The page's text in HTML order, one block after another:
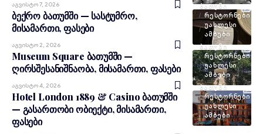
Აგვისტო 7, 2026
ᲑᲐᲗᲣᲛᲘ
ᲠᲔᲡᲢᲝᲠᲜᲔᲑᲘ
ᲣᲐᲮᲚᲔᲡᲘ
ᲐᲛᲑᲔᲑᲘ
ბექრო ბათუმში — სასტუმრო,
მისამართი, ფასები
Აგვისტო 2, 2026
ᲑᲐᲗᲣᲛᲘ
ᲠᲔᲡᲢᲝᲠᲜᲔᲑᲘ
ᲣᲐᲮᲚᲔᲡᲘ
ᲐᲛᲑᲔᲑᲘ
Museum Square ბათუმში —
ღირსშესანიშნაობა, მისამართი, ფასები
Აგვისტო 4, 2026
ᲑᲐᲗᲣᲛᲘ
ᲠᲔᲡᲢᲝᲠᲜᲔᲑᲘ
ᲣᲐᲮᲚᲔᲡᲘ
ᲐᲛᲑᲔᲑᲘ
Hotel London 1889 & Casino ბათუმში
— გასართობი ობიექტი, მისამართი,
ფასები